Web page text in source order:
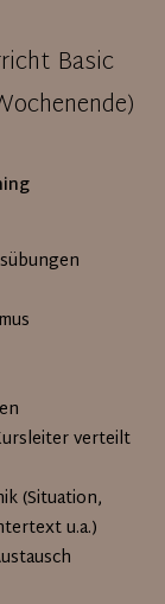
Basic
verteilt
(Situation,
u.a.)